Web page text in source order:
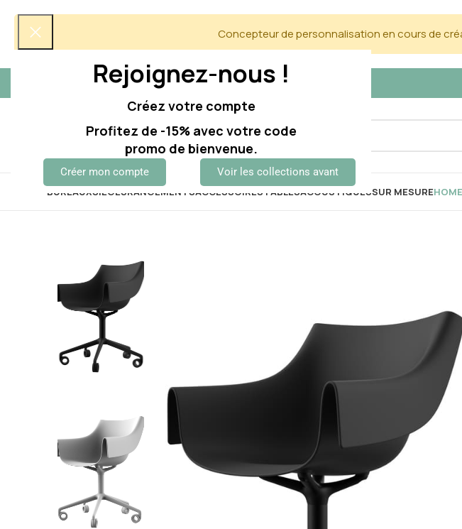
Rejoignez-nous !
Créez votre compte
Profitez de -15% avec votre code
promo de bienvenue.
Créer mon compte Voir les collections avant
Concepteur de personnalisation en cours de
5/5 Avis clients 06 60 12 60 51
BUREAUXSIÈGESRANGEMENTSACCESSOIRES TABLESACOUSTIQUESSUR MESURE